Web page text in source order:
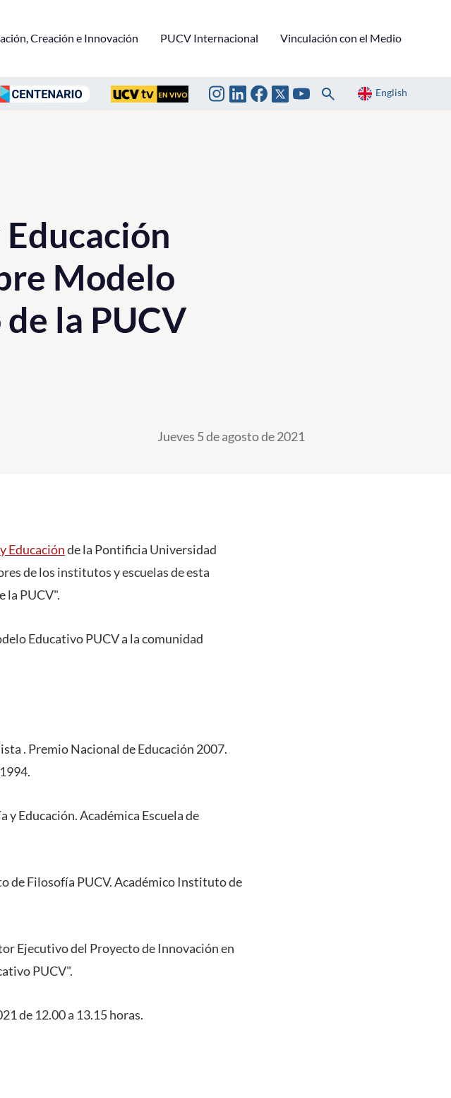
Creación e Innovación PUCV Internacional Vinculación con el Medio
English
Modelo
la PUCV
Jueves 5 de agosto de 2021
Educaciónde la Pontificia Universidad
de los institutos y escuelas de esta
la PUCV".
Educativo PUCV a la comunidad
. Premio Nacional de Educación 2007.
Educación. Académica Escuela de
de Filosofía PUCV. Académico Instituto de
Ejecutivo del Proyecto de Innovación en
PUCV".
de 12.00 a 13.15 horas.